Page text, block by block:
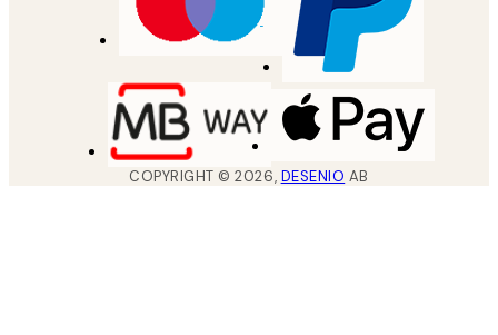
COPYRIGHT ©2026, DESENIO AB